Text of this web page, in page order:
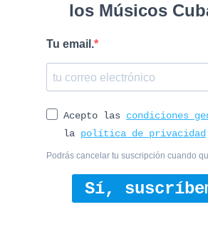
los Músicos
Tu email.
Acepto las condiciones
la política de privacidad
Podrás cancelar tu suscripción cuando
Sí,